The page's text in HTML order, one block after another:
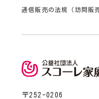
〒252-0206
通信販売の法規（訪問販